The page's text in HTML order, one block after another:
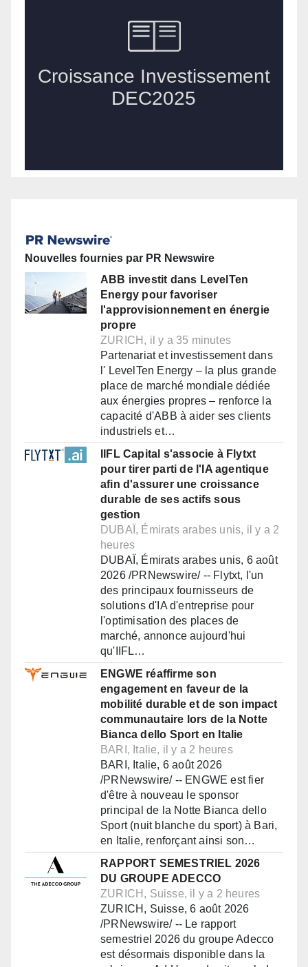
Nouvelles fournies par PR Newswire
ABB investit dans LevelTen
Energy pour favoriser
l'approvisionnement en énergie
propre
ZURICH, il y a 35 minutes
Partenariat et investissement dans
l' LevelTen Energy – la plus grande
place de marché mondiale dédiée
aux énergies propres – renforce la
capacité d'ABB à aider ses clients
industriels et…
IIFL Capital s'associe à Flytxt
pour tirer parti de l'IA agentique
afin d'assurer une croissance
durable de ses actifs sous
gestion
DUBAÏ, Émirats arabes unis, il y a 2
heures
DUBAÏ, Émirats arabes unis, 6 août
2026 /PRNewswire/ -- Flytxt, l'un
des principaux fournisseurs de
solutions d'IA d'entreprise pour
l'optimisation des places de
marché, annonce aujourd'hui
qu'IIFL…
ENGWE réaffirme son
engagement en faveur de la
mobilité durable et de son impact
communautaire lors de la Notte
Bianca dello Sport en Italie
BARI, Italie, il y a 2 heures
BARI, Italie, 6 août 2026
/PRNewswire/ -- ENGWE est fier
d'être à nouveau le sponsor
principal de la Notte Bianca dello
Sport (nuit blanche du sport) à Bari,
en Italie, renforçant ainsi son…
RAPPORT SEMESTRIEL 2026
DU GROUPE ADECCO
ZURICH, Suisse, il y a 2 heures
ZURICH, Suisse, 6 août 2026
/PRNewswire/ -- Le rapport
semestriel 2026 du groupe Adecco
est désormais disponible dans la